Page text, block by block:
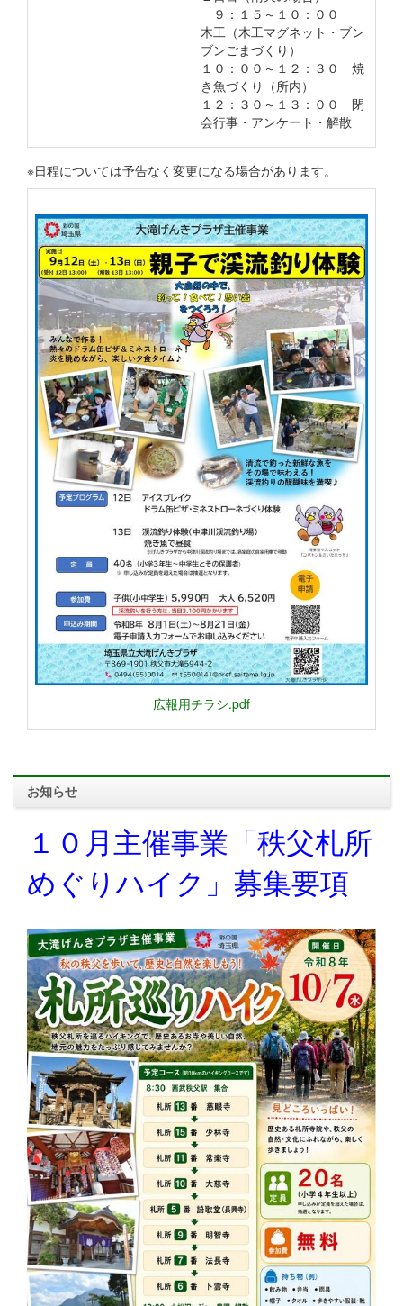
９：１５～１０：００
木工（木工マグネット・ブン
ブンごまづくり）
１０：００～１２：３０ 焼
き魚づくり（所内）
１２：３０～１３：００ 閉
会行事・アンケート・解散
※日程については予告なく変更になる場合があります。
広報用チラシ.pdf
お知らせ
１０月主催事業「秩父札所
めぐりハイク」募集要項